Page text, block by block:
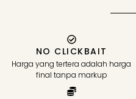
NO CLICKBAIT
Harga yang tertera adalah harga
final tanpa markup